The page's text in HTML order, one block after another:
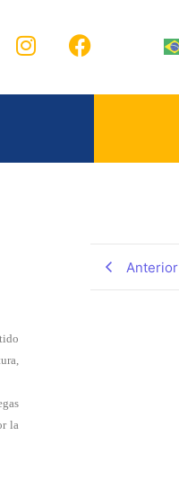
la
Anterior